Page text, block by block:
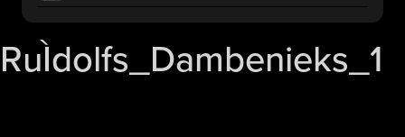
RuÌdolfs_Dambenieks_1